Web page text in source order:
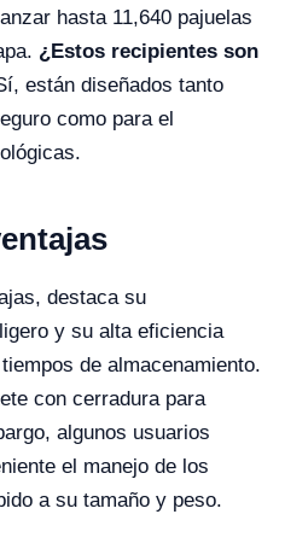
hasta 11,640 pajuelas
¿Estos recipientes son
están diseñados tanto
como para el
destaca su
y su alta eficiencia
de almacenamiento.
con cerradura para
algunos usuarios
el manejo de los
a su tamaño y peso.